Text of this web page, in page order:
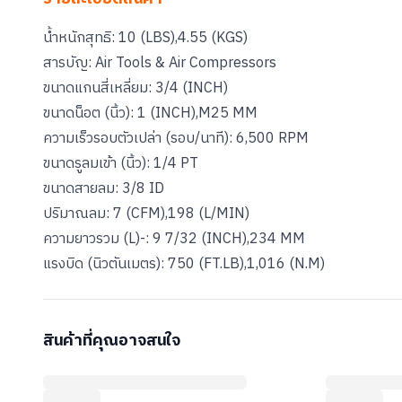
น้ำหนักสุทธิ: 10 (LBS),4.55 (KGS)
สารบัญ: Air Tools & Air Compressors
ขนาดแกนสี่เหลี่ยม: 3/4 (INCH)
ขนาดน็อต (นิ้ว): 1 (INCH),M25 MM
ความเร็วรอบตัวเปล่า (รอบ/นาที): 6,500 RPM
ขนาดรูลมเข้า (นิ้ว): 1/4 PT
ขนาดสายลม: 3/8 ID
ปริมาณลม: 7 (CFM),198 (L/MIN)
ความยาวรวม (L)-: 9 7/32 (INCH),234 MM
สินค้าที่คุณอาจสนใจ